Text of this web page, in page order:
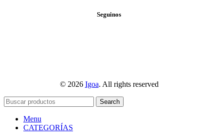
Seguinos
© 2026 Igoa. All rights reserved
Search
Menu
CATEGORÍAS